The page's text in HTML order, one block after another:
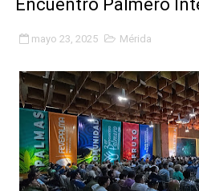
Merideños disfrutarán del
Recreación y formación
Club "Rápidos de Zea" brilló
Encuentro Palmero
mayo 23, 2025 Mérida